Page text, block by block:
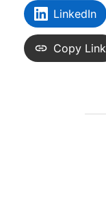
LinkedIn
Copy Link